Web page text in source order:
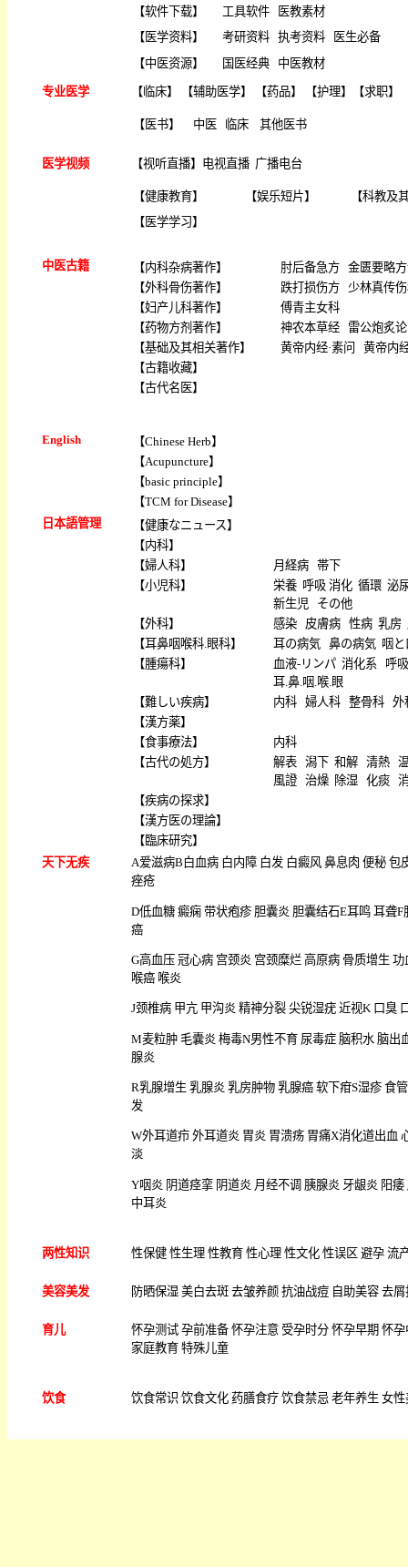
【软件下载】 工具软件
医教素材
【 医学资料】 考研资料 执考资料
医生必备
【中医资源】 国医经典 中医教材
专业医学 【 临床】 【辅助医学】 【药品】 【护理】【求职】
【医书】 中医 临床 其他医书
医学视频 【视听直播】 电视直播 广播电台
【健康教育】 【娱乐短片】 【科教及
【医学学习】
中医古籍 【内科杂病著作】 肘后备急方 金匮要略
【外科骨伤著作】 跌打损伤方
少林真传
【妇产儿科著作】
傅青主女科
【药物方剂著作】 神农本草经
雷公炮炙论
【基础及其相关著作】 黄帝内经·素问
黄帝内
【古籍收藏】
【古代名医】
English 【Chinese Herb】
【Acupuncture】
【basic principle】
【TCM for Disease】
日本語管理
【健康なニュース】
【内科】
【婦人科】 月経病 帯下
【小児科】 栄養 呼吸 消化 循環 泌
新生児
その他
【外科】 感染 皮膚病 性病 乳房
【耳鼻咽喉科.眼科】 耳の病気 鼻の病気 咽
【腫瘍科】 血液-リンパ 消化系
呼
耳.鼻.咽.喉.眼
【難しい疾病】 内科 婦人科 整骨科 外
【漢方薬】
【食事療法】
内科
【古代の処方】 解表 潟下 和解 清熱
風證 治燥 除湿 化痰
【疾病の探求】
【漢方医の理論】
【臨床研究】
天下无疾
A爱滋病B 白血病 白内障 白发 白癜风 鼻息肉 便秘 包
痤疮
D低血糖 癜痫 带状疱疹 胆囊炎 胆囊结石E耳鸣 耳聋F
癌
G高血压 冠心病 宫颈炎 宫颈糜烂 高原病 骨质增生 功
喉癌 喉炎
J颈椎病 甲亢 甲沟炎 精神分裂 尖锐湿疣 近视K 口臭
M麦粒肿 毛囊炎 梅毒N男性不育 尿毒症 脑积水 脑出
腺炎
R乳腺增生 乳腺炎 乳房肿物 乳腺癌 软下疳S湿疹 食
发
W外耳道疖 外耳道炎 胃炎 胃溃疡 胃痛X消化道出血
淡
Y咽炎 阴道痉挛 阴道炎 月经不调 胰腺炎 牙龈炎 阳痿
中耳炎
两性知识 性保健 性生理 性教育 性心理 性文化 性误区 避孕 流
美容美发 防晒保湿 美白去斑 去皱养颜 抗油战痘 自助美容 去屑
育儿 怀孕测试 孕前准备 怀孕注意 受孕时分 怀孕早期 怀孕
家庭教育 特殊儿童
饮食 饮食常识 饮食文化 药膳食疗 饮食禁忌 老年养生 女性